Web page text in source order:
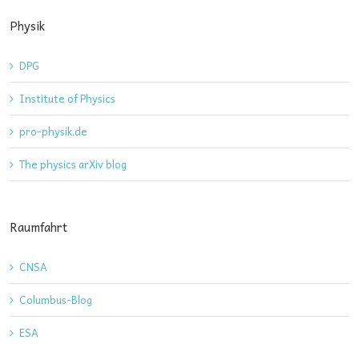
Physik
DPG
Institute of Physics
pro-physik.de
The physics arXiv blog
Raumfahrt
CNSA
Columbus-Blog
ESA